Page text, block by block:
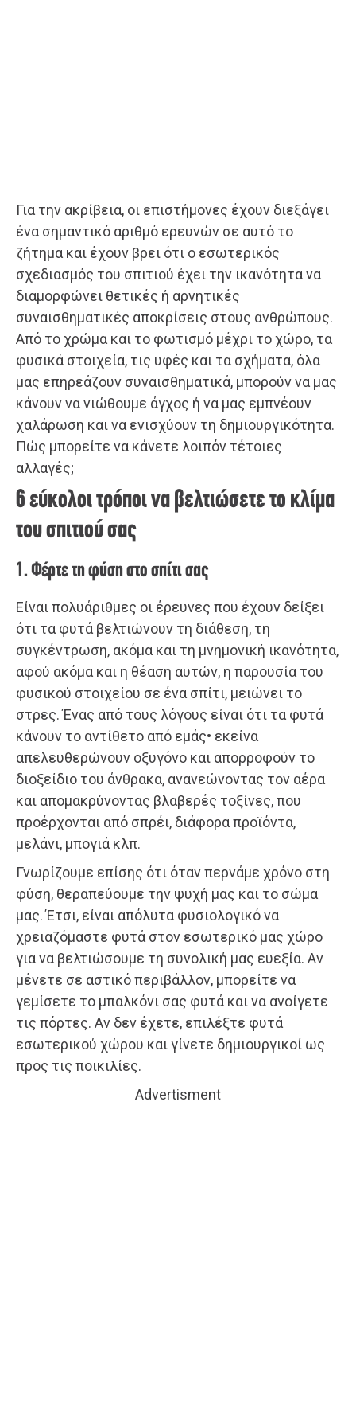
Για την ακρίβεια, οι επιστήμονες έχουν διεξάγει
ένα σημαντικό αριθμό ερευνών σε αυτό το
ζήτημα και έχουν βρει ότι ο εσωτερικός
σχεδιασμός του σπιτιού έχει την ικανότητα να
διαμορφώνει θετικές ή αρνητικές
συναισθηματικές αποκρίσεις στους ανθρώπους.
Από το χρώμα και το φωτισμό μέχρι το χώρο, τα
φυσικά στοιχεία, τις υφές και τα σχήματα, όλα
μας επηρεάζουν συναισθηματικά, μπορούν να μας
κάνουν να νιώθουμε άγχος ή να μας εμπνέουν
χαλάρωση και να ενισχύουν τη δημιουργικότητα.
Πώς μπορείτε να κάνετε λοιπόν τέτοιες
αλλαγές;
6 εύκολοι τρόποι να βελτιώσετε το κλίμα
του σπιτιού σας
1. Φέρτε τη φύση στο σπίτι σας
Είναι πολυάριθμες οι έρευνες που έχουν δείξει
ότι τα φυτά βελτιώνουν τη διάθεση, τη
συγκέντρωση, ακόμα και τη μνημονική ικανότητα,
αφού ακόμα και η θέαση αυτών, η παρουσία του
φυσικού στοιχείου σε ένα σπίτι, μειώνει το
στρες. Ένας από τους λόγους είναι ότι τα φυτά
κάνουν το αντίθετο από εμάς• εκείνα
απελευθερώνουν οξυγόνο και απορροφούν το
διοξείδιο του άνθρακα, ανανεώνοντας τον αέρα
και απομακρύνοντας βλαβερές τοξίνες, που
προέρχονται από σπρέι, διάφορα προϊόντα,
μελάνι, μπογιά κλπ.
Γνωρίζουμε επίσης ότι όταν περνάμε χρόνο στη
φύση, θεραπεύουμε την ψυχή μας και το σώμα
μας. Έτσι, είναι απόλυτα φυσιολογικό να
χρειαζόμαστε φυτά στον εσωτερικό μας χώρο
για να βελτιώσουμε τη συνολική μας ευεξία. Αν
μένετε σε αστικό περιβάλλον, μπορείτε να
γεμίσετε το μπαλκόνι σας φυτά και να ανοίγετε
τις πόρτες. Αν δεν έχετε, επιλέξτε φυτά
εσωτερικού χώρου και γίνετε δημιουργικοί ως
προς τις ποικιλίες.
Advertisment